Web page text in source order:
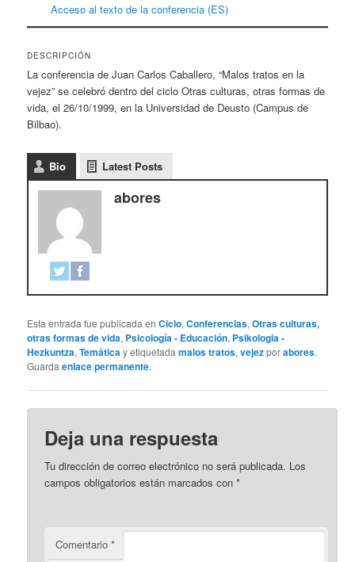
Acceso al texto de la conferencia (ES)
DESCRIPCIÓN
La conferencia de Juan Carlos Caballero, “Malos tratos en la
vejez” se celebró dentro del ciclo Otras culturas, otras formas de
vida, el 26/10/1999, en la Universidad de Deusto (Campus de
Bilbao).
Bio Latest Posts
abores
Esta entrada fue publicada enCiclo,Conferencias,Otras culturas,
otras formas de vida, Psicología - Educación, Psikologia -
Hezkuntza,Temáticay etiquetadamalos tratos,vejezporabores.
Guardaenlace permanente.
Deja una respuesta
Tu dirección de correo electrónico no será publicada. Los
campos obligatorios están marcados con*
Comentario*